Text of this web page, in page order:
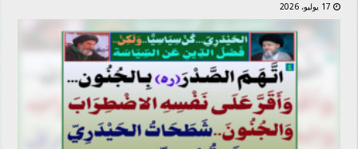
17 يوليو، 2026